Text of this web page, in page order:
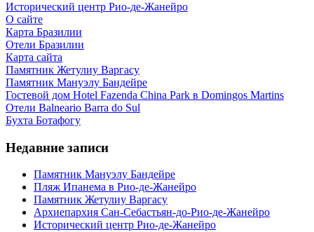
Исторический центр Рио-де-Жанейро
О сайте
Карта Бразилии
Отели Бразилии
Карта сайта
Памятник Жетулиу Варгасу
Памятник Мануэлу Бандейре
Гостевой дом Hotel Fazenda China Park в Domingos Martins
Отели Balneario Barra do Sul
Бухта Ботафогу
Недавние записи
Памятник Мануэлу Бандейре
Пляж Ипанема в Рио-де-Жанейро
Памятник Жетулиу Варгасу
Архиепархия Сан-Себастьян-до-Рио-де-Жанейро
Исторический центр Рио-де-Жанейро